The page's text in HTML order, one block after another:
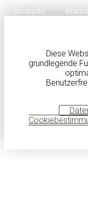
shoppen
Diese
grundlegende